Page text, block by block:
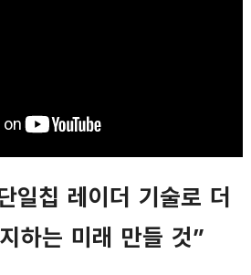
일칩 레이더 기술로 더
하는 미래 만들 것”